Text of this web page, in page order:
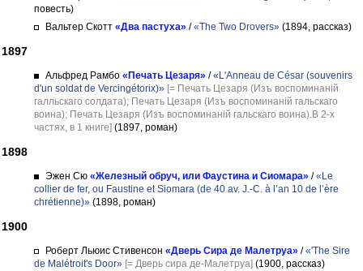
повесть)
Вальтер Скотт «Два пастуха» /«The Two Drovers» (1894, рассказ)
1897
Альфред Рамбо «Печать Цезаря» /«L'Anneau de César (souvenirs
d'un soldat de Vercingétorix)» [= Печать Цезаря (Изъ воспоминанiй
галльскаго солдата); Печать Цезаря (Изъ воспоминанiй гальскаго
воина); Печать Цезаря (Изъ воспоминанiй гальскаго воина).В 2-х
частях, в 1 книге] (1897, роман)
1898
Эжен Сю «Железный обруч, или Фаустина и Сиомара» /«Le
collier de fer, ou Faustine et Siomara (de 40 av. J.-C. à l’an 10 de l’ère
chrétienne)» (1898, роман)
1900
Роберт Льюис Стивенсон «Дверь Сира де Малетруа» /«'The Sire
de Malétroit's Door» [= Дверь сира де-Малетруа] (1900, рассказ)